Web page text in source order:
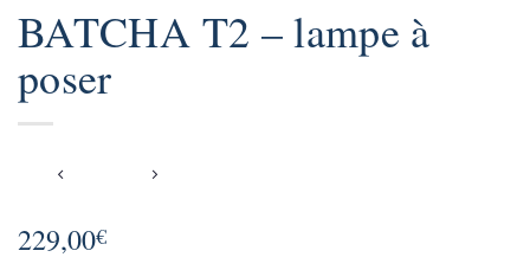
BATCHA T2 – lampe à
poser
229,00€